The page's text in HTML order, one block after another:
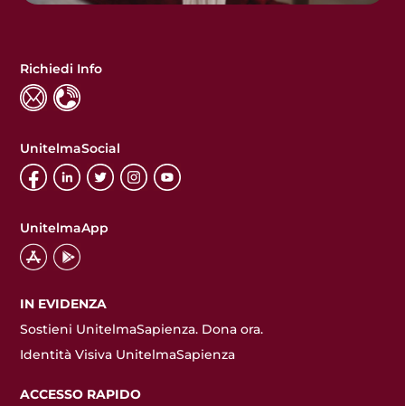
Richiedi Info
UnitelmaSocial
UnitelmaApp
IN EVIDENZA
Sostieni UnitelmaSapienza. Dona ora.
Identità Visiva UnitelmaSapienza
ACCESSO RAPIDO